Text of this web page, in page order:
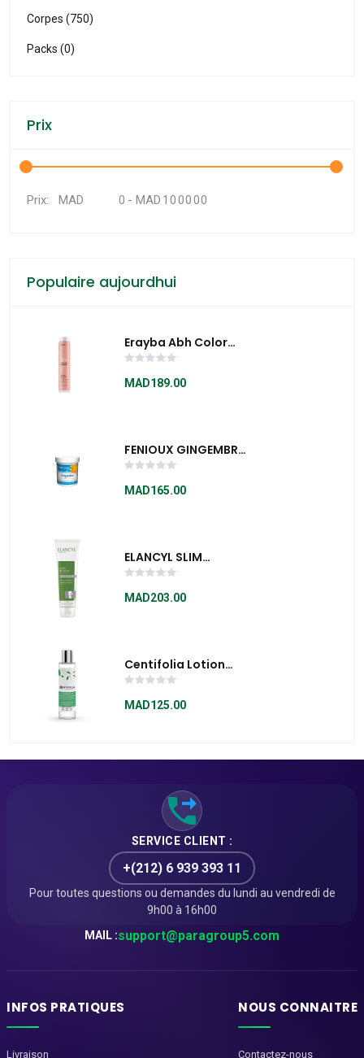
Corpes (750)
Packs (0)
Prix
Prix: MAD - MAD
Populaire aujourdhui
Erayba Abh Color
Care Shampooing
250ml
MAD189.00
FENIOUX GINGEMBRE
PILLULIER 200
GÉLULES
MAD165.00
ELANCYL SLIM
DESIGN MINCEUR
TENSEUR 7 JOURS
MAD203.00
Centifolia Lotion
Perfectrice De Peau
150ml
MAD125.00
SERVICE CLIENT :
+(212) 6 939 393 11
Pour toutes questions ou demandes du lundi au vendredi de
9h00 à 16h00
MAIL :support@paragroup5.com
INFOS PRATIQUES
Livraison
NOUS CONNAITRE
Contactez-nous